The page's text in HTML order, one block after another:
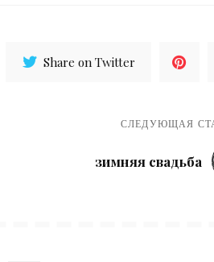
Share on Twitter
СЛЕДУЮЩАЯ
зимняя свадьба